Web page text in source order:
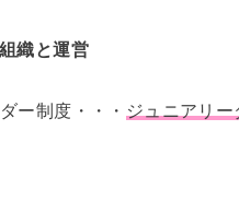
織と運営
ー制度・・・ ジュニアリ